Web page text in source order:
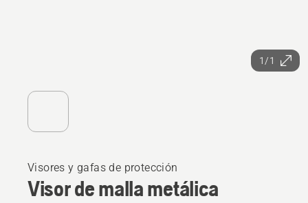
1/1
Visores y gafas de protección
Visor de malla metálica